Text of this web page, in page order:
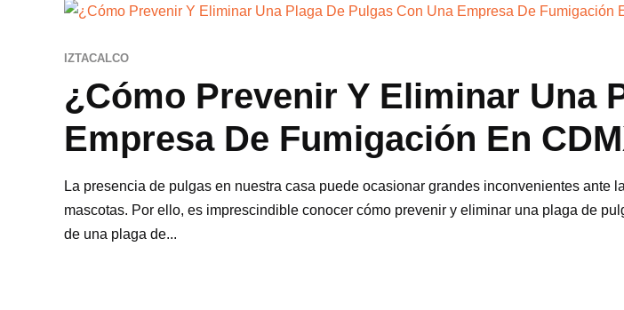
IZTACALCO
¿Cómo Prevenir Y Eliminar Una
Empresa De Fumigación En
La presencia de pulgas en nuestra casa puede ocasionar grandes inconvenientes
mascotas. Por ello, es imprescindible conocer cómo prevenir y eliminar una plaga de
de una plaga de...